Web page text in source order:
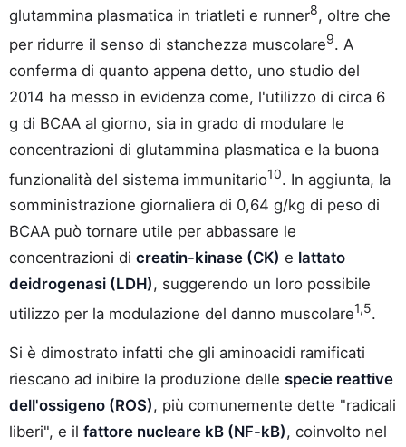
glutammina plasmatica in triatleti e runner8, oltre che
per ridurre il senso di stanchezza muscolare9. A
conferma di quanto appena detto, uno studio del
2014 ha messo in evidenza come, l'utilizzo di circa 6
g di BCAA al giorno, sia in grado di modulare le
concentrazioni di glutammina plasmatica e la buona
funzionalità del sistema immunitario10. In aggiunta, la
somministrazione giornaliera di 0,64 g/kg di peso di
BCAA può tornare utile per abbassare le
concentrazioni di creatin-kinase (CK) e lattato
deidrogenasi (LDH), suggerendo un loro possibile
utilizzo per la modulazione del danno muscolare1,5.
Si è dimostrato infatti che gli aminoacidi ramificati
riescano ad inibire la produzione delle specie reattive
dell'ossigeno (ROS), più comunemente dette "radicali
liberi", e il fattore nucleare kB (NF-kB), coinvolto nel